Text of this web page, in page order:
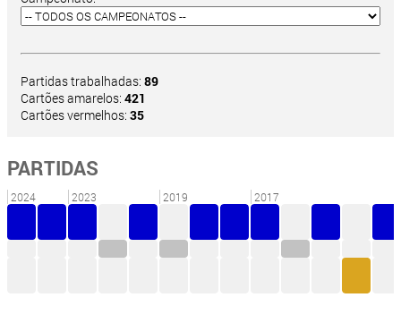
Partidas trabalhadas: 89
Cartões amarelos: 421
Cartões vermelhos: 35
PARTIDAS
2024 2023 2019 2017